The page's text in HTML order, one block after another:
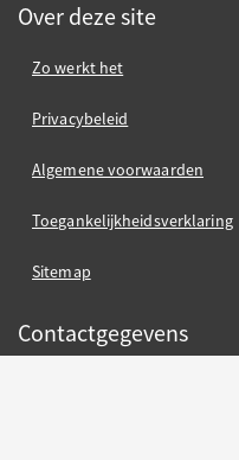
Over deze site
Zo werkt het
Privacybeleid
Algemene voorwaarden
Toegankelijkheidsverklaring
Sitemap
Contactgegevens